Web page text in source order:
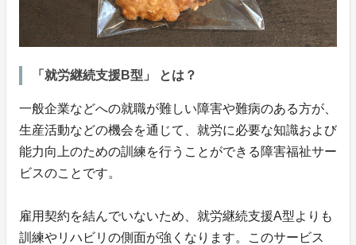
「就労継続支援B型」 とは？
一般企業などへの就職が難しい障害や難病のある方が、
生産活動などの機会を通じて、就労に必要な知識および
能力向上のための訓練を行うことができる障害福祉サー
ビスのことです。
雇用契約を結んでいないため、就労継続支援A型よりも
訓練やリハビリの側面が強くなります。このサービス